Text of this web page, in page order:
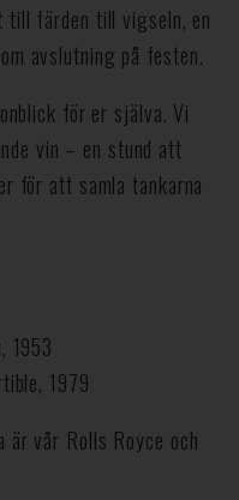
till färden till vigseln, en
avslutning på festen.
för er själva. Vi
vin – en stund att
för att samla tankarna
1953
1979
är vår Rolls Royce och